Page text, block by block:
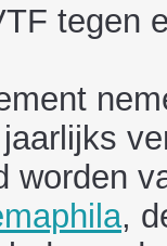
tegen
worden
,